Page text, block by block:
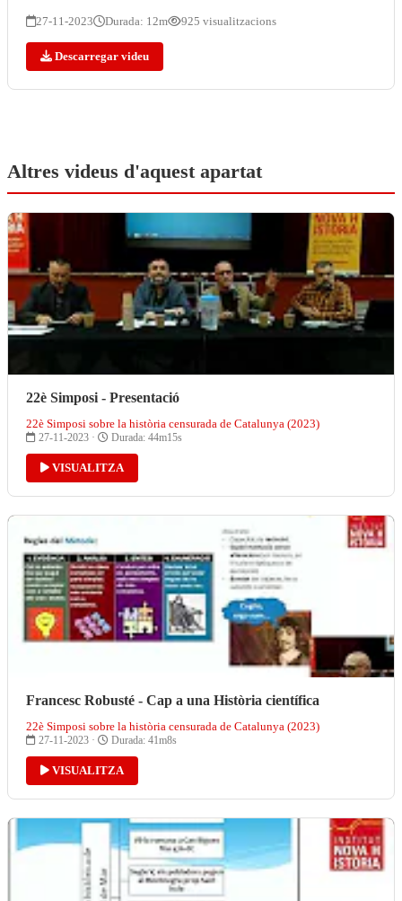
27-11-2023 Durada: 12m 925 visualitzacions
Descarregar videu
Altres videus d'aquest apartat
22è Simposi - Presentació
22è Simposi sobre la història censurada de Catalunya (2023)
27-11-2023 · Durada: 44m15s
VISUALITZA
Francesc Robusté - Cap a una Història científica
22è Simposi sobre la història censurada de Catalunya (2023)
27-11-2023 · Durada: 41m8s
VISUALITZA